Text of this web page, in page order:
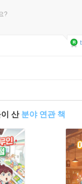
?
산 분야 연관 책